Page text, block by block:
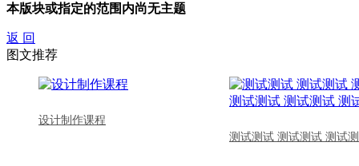
本版块或指定的范围内尚无主题
返 回
图文推荐
设计制作课程
测试测试 测试测试 测试